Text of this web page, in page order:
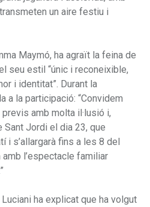
un aire festiu i
Maymó, ha agraït la feina de
seu estil “únic i reconeixible,
i identitat”. Durant la
a la participació: “Convidem
amb molta il·lusió i,
Sant Jordi el dia 23, que
i s’allargarà fins a les 8 del
l’espectacle familiar
ha explicat que ha volgut